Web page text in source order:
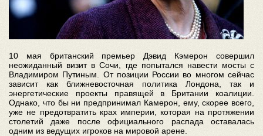
10 мая британский премьер Дэвид Кэмерон совершил
неожиданный визит в Сочи, где попытался навести мосты с
Владимиром Путиным. От позиции России во многом сейчас
зависит как ближневосточная политика Лондона, так и
энергетические проекты правящей в Британии коалиции.
Однако, что бы ни предпринимал Камерон, ему, скорее всего,
уже не предотвратить крах империи, которая на протяжении
столетий даже после официального распада оставалась
одним из ведущих игроков на мировой арене.